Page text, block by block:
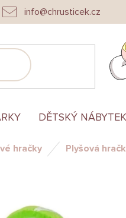
info@chrusticek.cz
DĚTSKÝ NÁBYTEK
hračky Plyšová